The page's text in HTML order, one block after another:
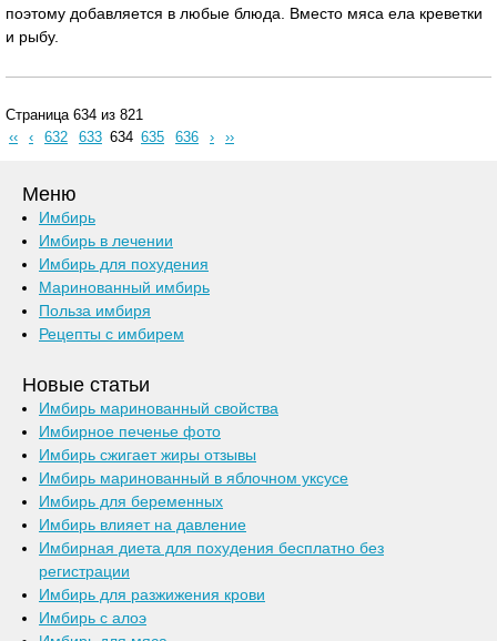
поэтому добавляется в любые блюда. Вместо мяса ела креветки
и рыбу.
Страница 634 из 821
‹‹
‹ 632 633 634 635 636 › ››
Меню
Имбирь
Имбирь в лечении
Имбирь для похудения
Маринованный имбирь
Польза имбиря
Рецепты с имбирем
Новые статьи
Имбирь маринованный свойства
Имбирное печенье фото
Имбирь сжигает жиры отзывы
Имбирь маринованный в яблочном уксусе
Имбирь для беременных
Имбирь влияет на давление
Имбирная диета для похудения бесплатно без
регистрации
Имбирь для разжижения крови
Имбирь с алоэ